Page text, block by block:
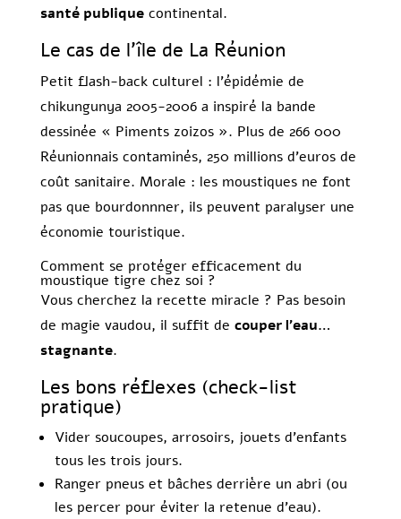
santé publiquecontinental.
Le cas de l’île de La Réunion
Petit flash-back culturel : l’épidémie de
chikungunya 2005-2006 a inspiré la bande
dessinée « Piments zoizos ». Plus de 266 000
Réunionnais contaminés, 250 millions d’euros de
coût sanitaire. Morale : les moustiques ne font
pas que bourdonnner, ils peuvent paralyser une
économie touristique.
Comment se protéger efficacement du
moustique tigre chez soi ?
Vous cherchez la recette miracle ? Pas besoin
de magie vaudou, il suffit de couper l’eau…
stagnante.
Les bons réflexes (check-list
pratique)
Vider soucoupes, arrosoirs, jouets d’enfants
tous les trois jours.
Ranger pneus et bâches derrière un abri (ou
les percer pour éviter la retenue d’eau).